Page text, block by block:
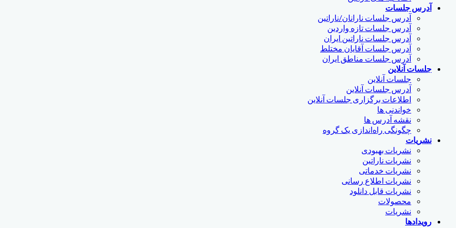
آدرس جلسات
آدرس جلسات نارانان/ناراتین
آدرس جلسات تازه واردین
آدرس جلسات ناراتین ایران
آدرس جلسات آقایان مختلط
آدرس جلسات مناطق ایران
جلسات آنلاین
جلسات آنلاین
آدرس جلسات آنلاین
اطلاعات برگزاری جلسات آنلاین
خواندنی ها
نقشه آدرس ها
چگونگی راه‌اندازی یک گروه
نشریات
نشریات بهبودی
نشریات ناراتین
نشریات خدماتی
نشریات اطلاع رسانی
نشریات قابل دانلود
محصولات
نشریات
رویدادها